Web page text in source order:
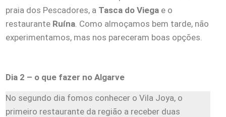
praia dos Pescadores, a Tasca do Viega e o
restaurante Ruína . Como almoçamos bem tarde, não
experimentamos, mas nos pareceram boas opções.
Dia 2 – o que fazer no Algarve
No segundo dia fomos conhecer o Vila Joya, o
primeiro restaurante da região a receber duas